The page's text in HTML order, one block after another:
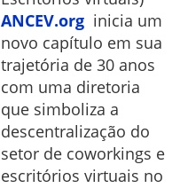
ANCEV.org inicia um
novo capítulo em sua
trajetória de 30 anos
com uma diretoria
que simboliza a
descentralização do
setor de coworkings e
escritórios virtuais no